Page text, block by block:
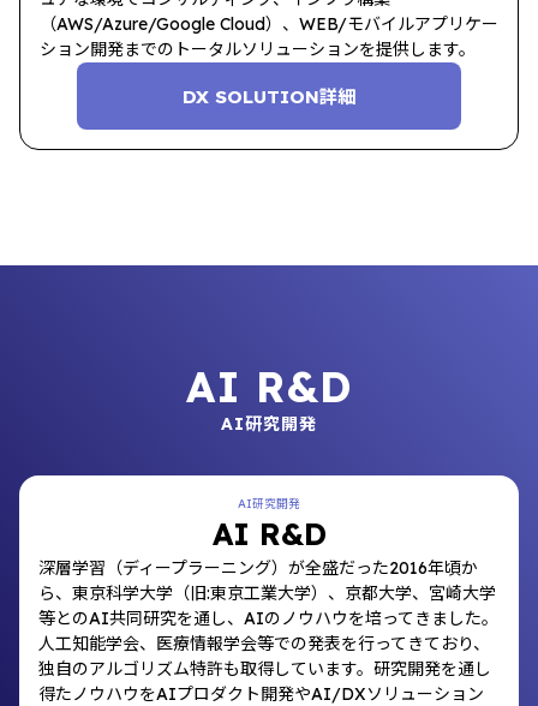
（AWS/Azure/Google Cloud）、WEB/モバイルアプリケー
ション開発までのトータルソリューションを提供します。
DX SOLUTION詳細
AI R&D
AI研究開発
AI研究開発
AI R&D
深層学習（ディープラーニング）が全盛だった2016年頃か
ら、東京科学大学（旧:東京工業大学）、京都大学、宮崎大学
等とのAI共同研究を通し、AIのノウハウを培ってきました。
人工知能学会、医療情報学会等での発表を行ってきており、
独自のアルゴリズム特許も取得しています。研究開発を通し
得たノウハウをAIプロダクト開発やAI/DXソリューション